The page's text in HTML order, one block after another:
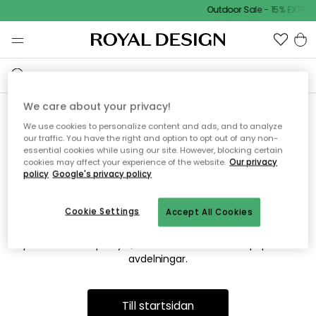
Outdoor Sale - 15%
Vi hittar tyvärr inte sidan du
söker
Detta kan bero på att sidan inte längre finns eller att den har
flyttats. Vi ber om ursäkt för besväret. I menyn ovan kan du
prova att söka på nytt, eller besöka en av våra populära
avdelningar.
Till startsidan
We care about your privacy!
We use cookies to personalize content and ads, and to analyze
our traffic. You have the right and option to opt out of any non-
essential cookies while using our site. However, blocking certain
cookies may affect your experience of the website. Our privacy
policy Google's privacy policy
Accept All Cookies
Cookie Settings